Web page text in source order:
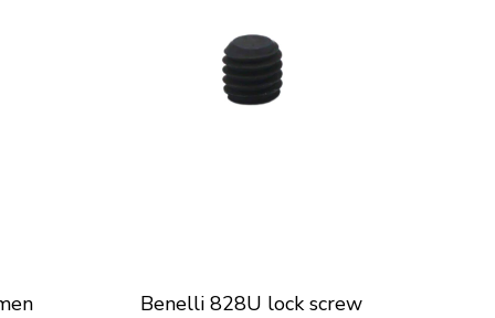
Benelli 828U lock screw